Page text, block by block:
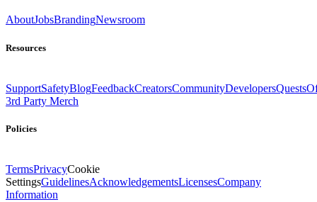
AboutJobsBrandingNewsroom
Resources
SupportSafetyBlogFeedbackCreatorsCommunityDevelopersQuests
3rd Party Merch
Policies
TermsPrivacyCookie
SettingsGuidelinesAcknowledgementsLicensesCompany
Information